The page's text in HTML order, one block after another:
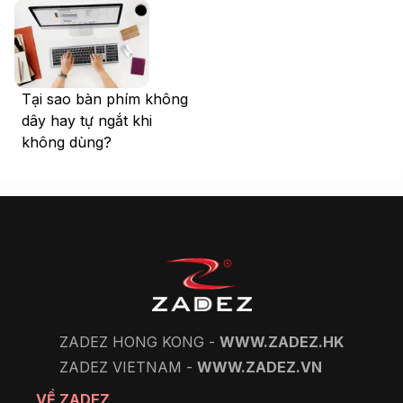
Tại sao bàn phím không
dây hay tự ngắt khi
không dùng?
ZADEZ HONG KONG - WWW.ZADEZ.HK
ZADEZ VIETNAM - WWW.ZADEZ.VN
VỀ ZADEZ